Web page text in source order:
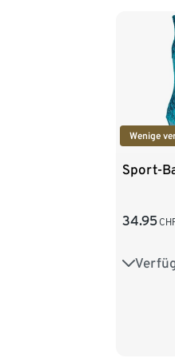
Wenige
Sport-
34.95
36